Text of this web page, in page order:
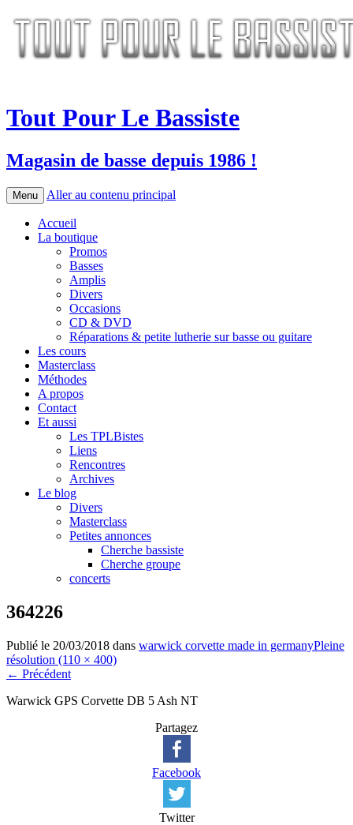
Tout Pour Le Bassiste
Magasin de basse depuis 1986 !
Menu Aller au contenu principal
Accueil
La boutique
Promos
Basses
Amplis
Divers
Occasions
CD & DVD
Réparations & petite lutherie sur basse ou guitare
Les cours
Masterclass
Méthodes
A propos
Contact
Et aussi
Les TPLBistes
Liens
Rencontres
Archives
Le blog
Divers
Masterclass
Petites annonces
Cherche bassiste
Cherche groupe
concerts
364226
Publié le 20/03/2018 dans warwick corvette made in germanyPleine
résolution (110 × 400)
← Précédent
Warwick GPS Corvette DB 5 Ash NT
Partagez
Facebook
Twitter